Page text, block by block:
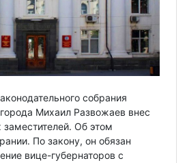
собрания
Михаил Развожаев внес
Об этом
По закону, он обязан
вице-губернаторов с